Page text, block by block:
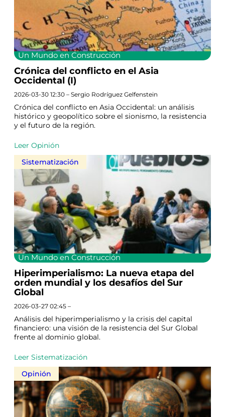
Un Mundo en Construcción
Crónica del conflicto en el Asia
Occidental (I)
2026-03-30 12:30 – Sergio Rodríguez Gelfenstein
Crónica del conflicto en Asia Occidental: un análisis
histórico y geopolítico sobre el sionismo, la resistencia
y el futuro de la región.
Leer Opinión
Sistematización
Un Mundo en Construcción
Hiperimperialismo: La nueva etapa del
orden mundial y los desafíos del Sur
Global
2026-03-27 02:45 –
Análisis del hiperimperialismo y la crisis del capital
financiero: una visión de la resistencia del Sur Global
frente al dominio global.
Leer Sistematización
Opinión